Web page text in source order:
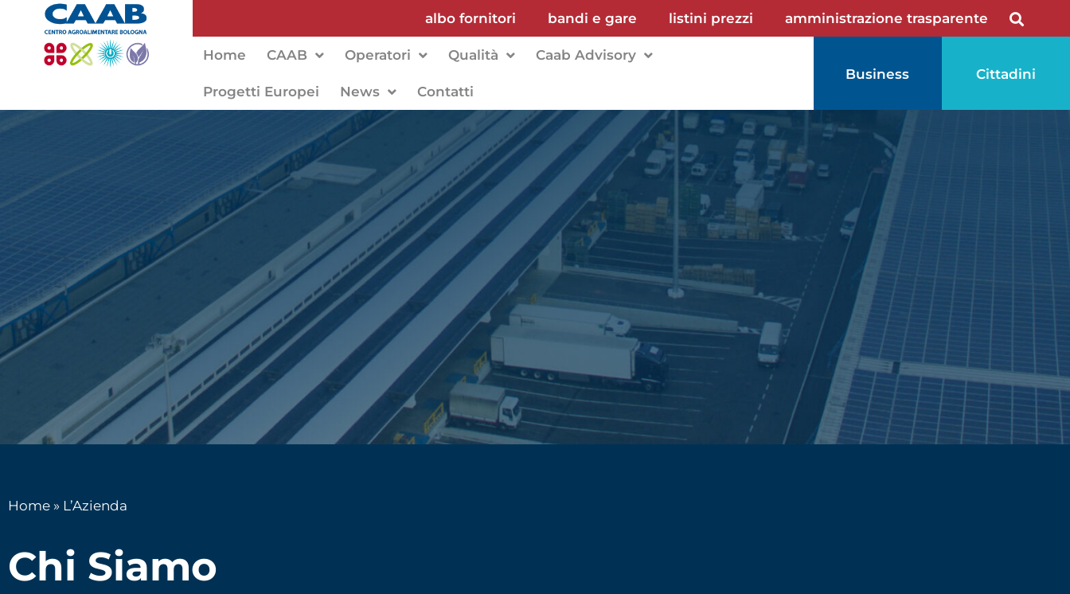
albo fornitori bandi e gare listini prezzi amministrazione trasparente
Home CAAB Operatori Qualità Caab Advisory
Progetti Europei News Contatti
Business Cittadini
Home » L’Azienda
Chi Siamo